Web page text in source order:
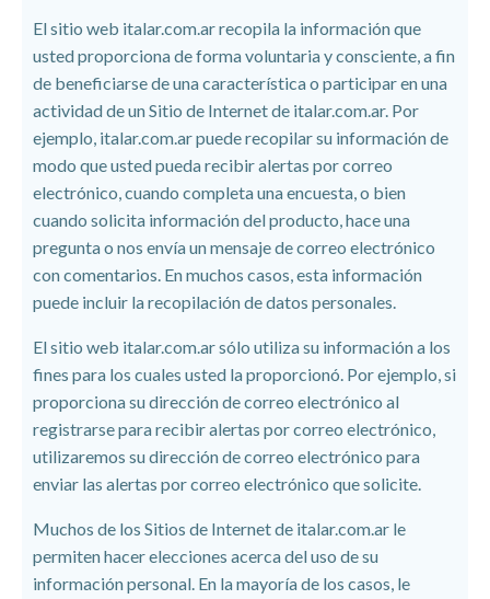
El sitio web italar.com.ar recopila la información que
usted proporciona de forma voluntaria y consciente, a fin
de beneficiarse de una característica o participar en una
actividad de un Sitio de Internet de italar.com.ar. Por
ejemplo, italar.com.ar puede recopilar su información de
modo que usted pueda recibir alertas por correo
electrónico, cuando completa una encuesta, o bien
cuando solicita información del producto, hace una
pregunta o nos envía un mensaje de correo electrónico
con comentarios. En muchos casos, esta información
puede incluir la recopilación de datos personales.
El sitio web italar.com.ar sólo utiliza su información a los
fines para los cuales usted la proporcionó. Por ejemplo, si
proporciona su dirección de correo electrónico al
registrarse para recibir alertas por correo electrónico,
utilizaremos su dirección de correo electrónico para
enviar las alertas por correo electrónico que solicite.
Muchos de los Sitios de Internet de italar.com.ar le
permiten hacer elecciones acerca del uso de su
información personal. En la mayoría de los casos, le